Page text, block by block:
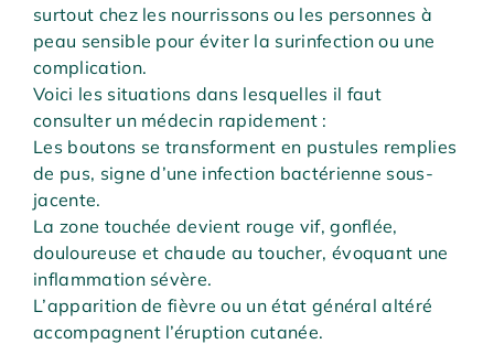
surtout chez les nourrissons ou les personnes à
peau sensible pour éviter la surinfection ou une
complication.
Voici les situations dans lesquelles il faut
consulter un médecin rapidement :
Les boutons se transforment en pustules remplies
de pus, signe d’une infection bactérienne sous-
jacente.
La zone touchée devient rouge vif, gonflée,
douloureuse et chaude au toucher, évoquant une
inflammation sévère.
L’apparition de fièvre ou un état général altéré
accompagnent l’éruption cutanée.